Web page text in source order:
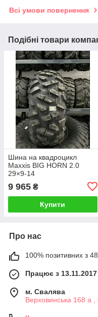
Всі умови повернення
Подібні товари
Шина на квадроцикл
Maxxis BIG HORN 2.0
29×9-14
9 965 ₴
Купити
Про нас
100% позитивних з 48
Працює з 13.11.2017
м. Свалява
Верховинська 168 а ,